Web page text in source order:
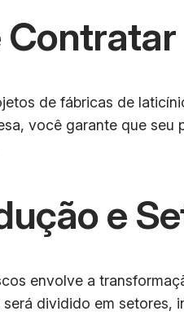
de fábricas de
você garante que
e
envolve a
dividido em setores,